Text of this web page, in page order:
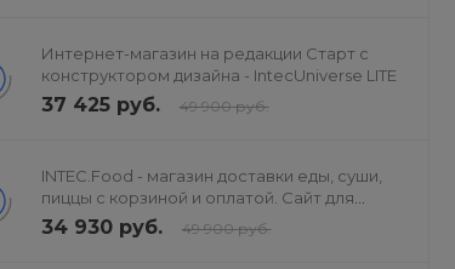
Интернет-магазин на редакции Старт с
конструктором дизайна - IntecUniverse LITE
37 425 руб. 49 900 руб.
INTEC.Food - магазин доставки еды, суши,
пиццы с корзиной и оплатой. Сайт для
ресторанов и кафе
34 930 руб. 49 900 руб.